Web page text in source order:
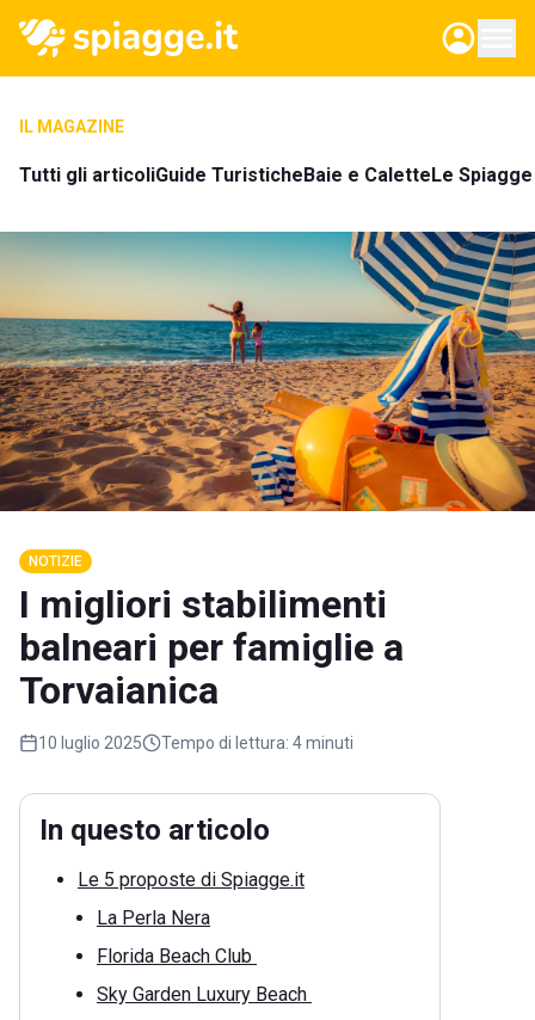
IL MAGAZINE
Tutti gli articoliGuide TuristicheBaie e CaletteLe
NOTIZIE
I migliori stabilimenti
balneari per famiglie a
Torvaianica
10 luglio 2025 Tempo di lettura: 4 minuti
In questo articolo
Le 5 proposte di Spiagge.it
La Perla Nera
Florida Beach Club
Sky Garden Luxury Beach